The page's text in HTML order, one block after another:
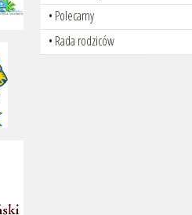
Polecamy
Rada rodziców